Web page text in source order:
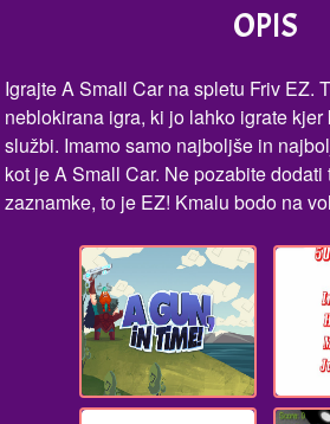
OPIS
Igrajte A Small Car na spletu Friv EZ.
neblokirana igra, ki jo lahko igrate
službi. Imamo samo najboljše in
kot je A Small Car. Ne pozabite dodati
zaznamke, to je EZ! Kmalu bodo na